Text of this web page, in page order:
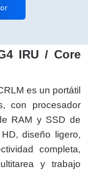
IRU / Core
es un portátil
con procesador
RAM y SSD de
diseño ligero,
completa,
y trabajo